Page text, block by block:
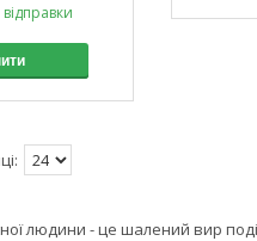
- це шалений вир подій,